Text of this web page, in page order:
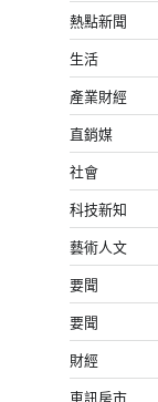
熱點新聞
生活
產業財經
直銷媒
社會
科技新知
藝術人文
要聞
要聞
財經
車訊房市